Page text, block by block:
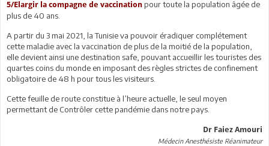
5/Elargir la compagne de vaccination pour toute la population âgée de
plus de 40 ans.
A partir du 3 mai 2021, la Tunisie va pouvoir éradiquer complétement
cette maladie avec la vaccination de plus de la moitié de la population,
elle devient ainsi une destination safe, pouvant accueillir les touristes des
quartes coins du monde en imposant des règles strictes de confinement
obligatoire de 48 h pour tous les visiteurs.
Cette feuille de route constitue à l’heure actuelle, le seul moyen
permettant de Contrôler cette pandémie dans notre pays.
Dr Faiez Amouri
Médecin Anesthésiste Réanimateur